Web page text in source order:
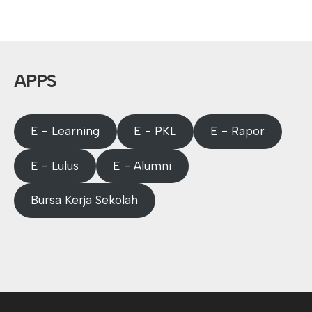
APPS
E - Learning E - PKL E - Rapor
E - Lulus E - Alumni
Bursa Kerja Sekolah